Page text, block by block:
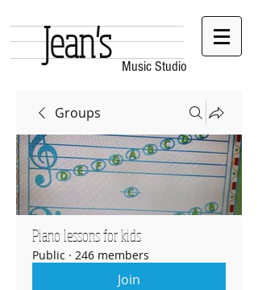
Music Studio
Jean's
Groups
Piano lessons for kids
Public · 246 members
Join